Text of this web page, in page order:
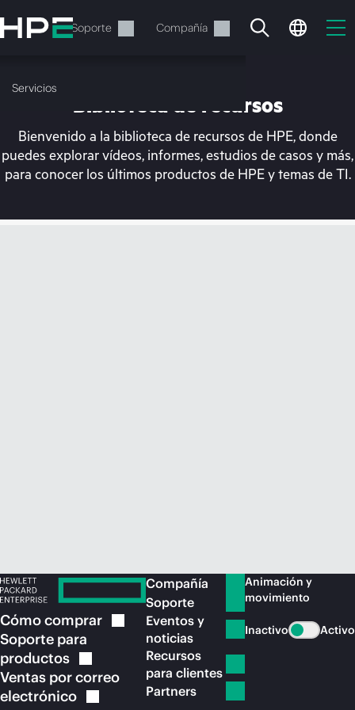
al
contenido
Servicios Soporte Compañía
Servicios
En estos momentos, tu
Biblioteca de recursos
Bienvenido a la biblioteca de recursos de HPE, donde
puedes explorar vídeos, informes, estudios de casos y más,
para conocer los últimos productos de HPE y temas de TI.
Cómocomprar
Soporte para
productos
Ventas por correo
electrónico
Compañía
Soporte
Eventos y
noticias
Recursos
para clientes
Partners
Animación y
movimiento
Inactivo Activo